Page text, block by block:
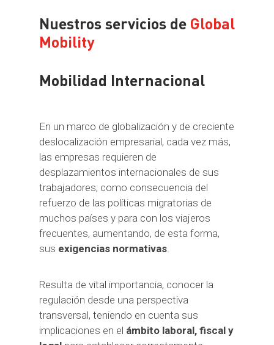
Nuestros servicios de Global
Mobility
Mobilidad Internacional
En un marco de globalización y de creciente
deslocalización empresarial, cada vez más,
las empresas requieren de
desplazamientos internacionales de sus
trabajadores; como consecuencia del
refuerzo de las políticas migratorias de
muchos países y para con los viajeros
frecuentes, aumentando, de esta forma,
sus exigencias normativas.
Resulta de vital importancia, conocer la
regulación desde una perspectiva
transversal, teniendo en cuenta sus
implicaciones en el ámbito laboral, fiscal y